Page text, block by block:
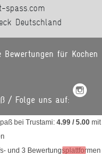
spass.com
Deutschland
für Kochen
/ Folge uns auf:
bei Trustami: 4.99 / 5.00 mit
und 3 Bewertungsplattformen